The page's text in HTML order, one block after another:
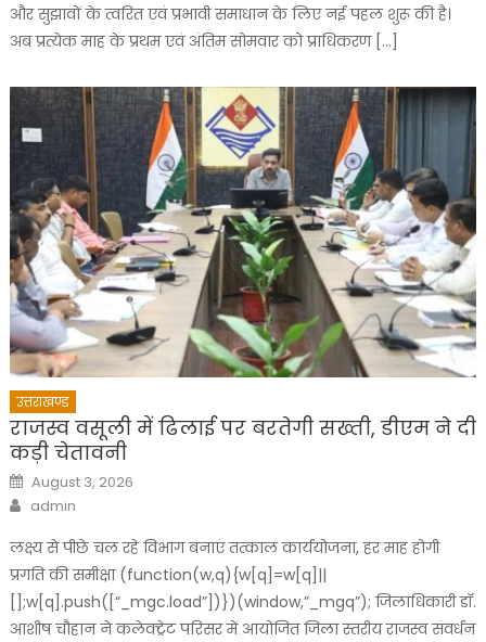
और सुझावों के त्वरित एवं प्रभावी समाधान के लिए नई पहल शुरू की है।
अब प्रत्येक माह के प्रथम एवं अंतिम सोमवार को प्राधिकरण […]
उत्तराखण्ड
राजस्व वसूली में ढिलाई पर बरतेगी सख्ती, डीएम ने दी
कड़ी चेतावनी
Posted
on
August 3, 2026
Author
admin
लक्ष्य से पीछे चल रहे विभाग बनाएं तत्काल कार्ययोजना, हर माह होगी
प्रगति की समीक्षा (function(w,q){w[q]=w[q]||
[];w[q].push([“_mgc.load”])})(window,”_mgq”); जिलाधिकारी डॉ.
आशीष चौहान ने कलेक्ट्रेट परिसर में आयोजित जिला स्तरीय राजस्व संवर्धन